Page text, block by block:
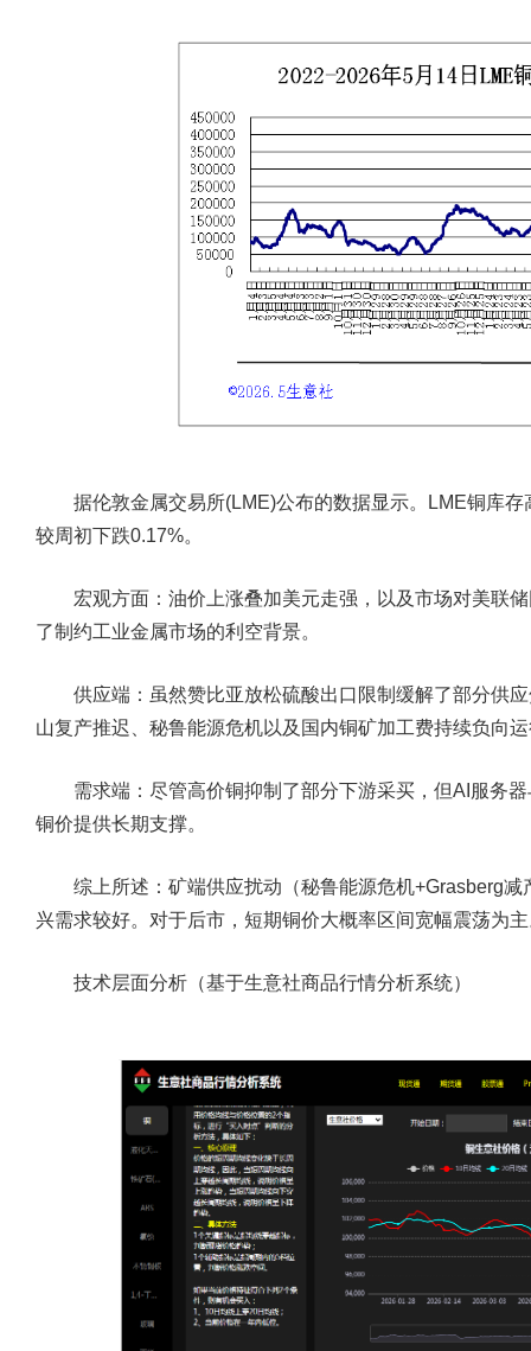
据伦敦金属交易所(LME)公布的数据显示。LME铜库存
较周初下跌0.17%。
宏观方面： 油价上涨叠加美元走强，以及市场对美联
了制约工业金属市场的利空背景。
供应端： 虽然赞比亚放松硫酸出口限制缓解了部分供
山复产推迟、秘鲁能源危机以及国内铜矿加工费持续负向
需求端： 尽管高价铜抑制了部分下游采买，但AI服务
铜价提供长期支撑。
综上所述：矿端供应扰动（秘鲁能源危机+Grasberg减
兴需求较好。对于后市，短期铜价大概率区间宽幅震荡为
技术层面分析（基于生意社商品行情分析系统）